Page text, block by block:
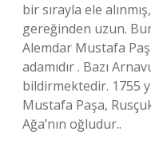
bir sırayla ele
gereğinden uzun.
Alemdar Mustafa
adamıdır . Bazı
bildirmektedir. 1755
Mustafa Paşa,
Ağa’nın oğludur..